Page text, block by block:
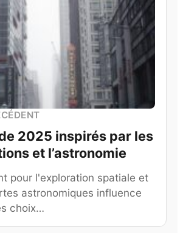
2025 inspirés par les
et l’astronomie
pour l'exploration spatiale et
astronomiques influence
choix…